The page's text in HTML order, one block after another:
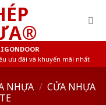
ưu đãi và khuyến mãi nhất
NHỰA / CỬA NHỰA